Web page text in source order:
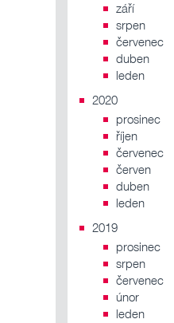
září
srpen
červenec
duben
leden
2020
prosinec
říjen
červenec
červen
duben
leden
2019
prosinec
srpen
červenec
únor
leden